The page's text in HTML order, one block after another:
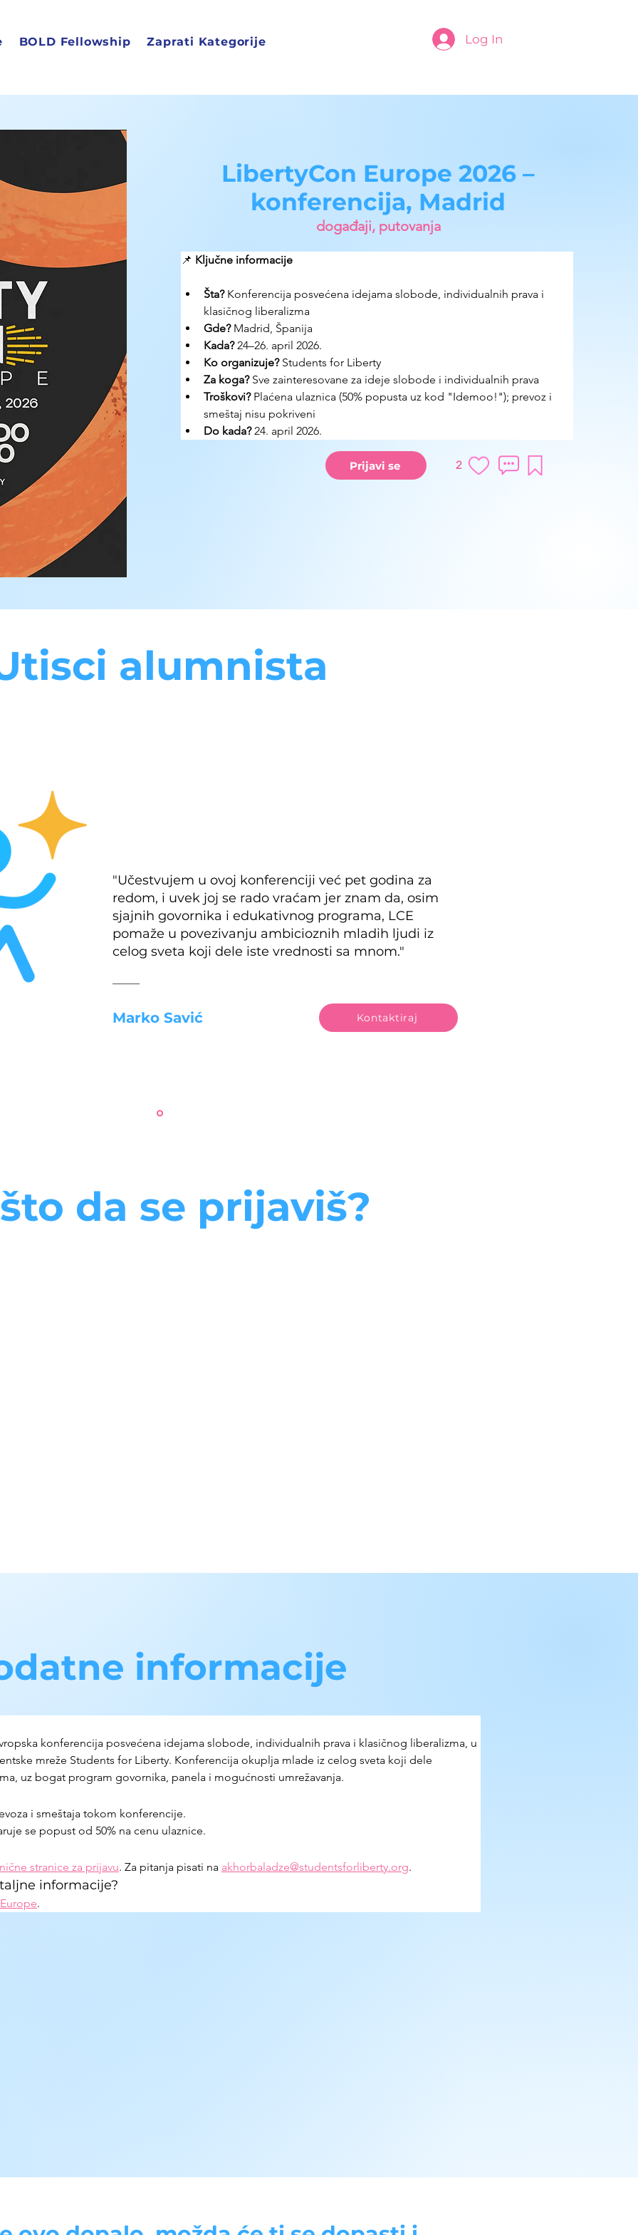
BOLD Fellowship Zaprati Kategorije Log In
LibertyCon Europe 2026 –
konferencija, Madrid
događaji, putovanja
📌 Ključne informacije
Šta? Konferencija posvećena idejama slobode, individualnih prava i
klasičnog liberalizma
Gde? Madrid, Španija
Kada? 24–26. april 2026.
Ko organizuje? Students for Liberty
Za koga? Sve zainteresovane za ideje slobode i individualnih prava
Troškovi? Plaćena ulaznica (50% popusta uz kod "Idemoo!"); prevoz i
smeštaj nisu pokriveni
Do kada? 24. april 2026.
Prijavi se 2
alumnista
"Učestvujem u ovoj konferenciji već pet godina za
redom, i uvek joj se rado vraćam jer znam da, osim
sjajnih govornika i edukativnog programa, LCE
pomaže u povezivanju ambicioznih mladih ljudi iz
celog sveta koji dele iste vrednosti sa mnom."
Marko Savić Kontaktiraj
da se prijaviš?
informacije
konferencija posvećena idejama slobode, individualnih prava i klasičnog liberalizma, u
mreže Students for Liberty. Konferencija okuplja mlade iz celog sveta koji dele
uz bogat program govornika, panela i mogućnosti umrežavanja.
i smeštaja tokom konferencije.
se popust od 50% na cenu ulaznice.
stranice za prijavu. Za pitanja pisati na akhorbaladze@studentsforliberty.org.
informacije?
.